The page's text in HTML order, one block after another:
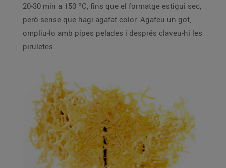
20-30 min a 150 ºC, fins que el formatge estigui sec,
però sense que hagi agafat color. Agafeu un got,
ompliu-lo amb pipes pelades i després claveu-hi les
piruletes.